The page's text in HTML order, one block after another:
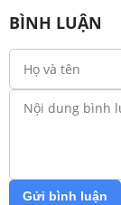
BÌNH LUẬN
Gửi bình luận